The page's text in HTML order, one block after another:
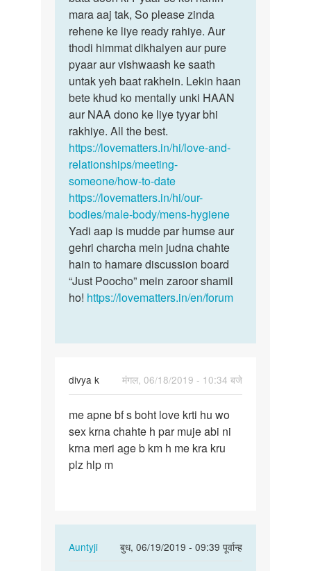
me
pichale
4
5
mahino
see…
by
Virendra
Sharma
sabse
pehel…
mara aaj tak, So please zinda
rehene ke liye ready rahiye. Aur
thodi himmat dikhaiyen aur pure
pyaar aur vishwaash ke saath
untak yeh baat rakhein. Lekin haan
bete khud ko mentally unki HAAN
aur NAA dono ke liye tyyar bhi
rakhiye. All the best.
https://lovematters.in/hi/love-and-
relationships/meeting-
someone/how-to-date
https://lovematters.in/hi/our-
bodies/male-body/mens-hygiene
Yadi aap is mudde par humse aur
gehri charcha mein judna chahte
hain to hamare discussion board
“Just Poocho” mein zaroor shamil
ho! https://lovematters.in/en/forum
divya k
मंगल, 06/18/2019 - 10:34 बजे
me
apne
bf
s
me apne bf s boht love krti hu wo
sex krna chahte h par muje abi ni
krna meri age b km h me kra kru
plz hlp m
Auntyji
बुध, 06/19/2019 - 09:39 पूर्वान्ह
In